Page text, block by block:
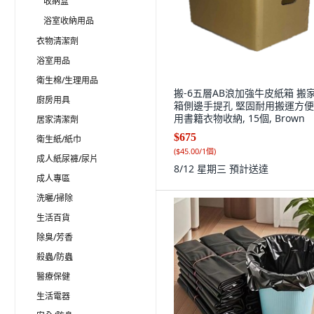
浴室收納用品
衣物清潔劑
浴室用品
衛生棉/生理用品
廚房用具
居家清潔劑
衛生紙/紙巾
成人紙尿褲/尿片
成人專區
洗曬/掃除
生活百貨
除臭/芳香
殺蟲/防蟲
醫療保健
生活電器
搬-6五層AB浪加強牛皮紙箱 搬
箱側邊手提孔 堅固耐用搬運方
用書籍衣物收納, 15個, Brown
$675
($45.00/1個)
8/12 星期三 預計送達